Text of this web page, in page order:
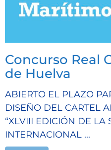
Concurso Real
de Huelva
ABIERTO EL PLAZO
DISEÑO DEL CARTEL
“XLVIII EDICIÓN DE LA
INTERNACIONAL ...